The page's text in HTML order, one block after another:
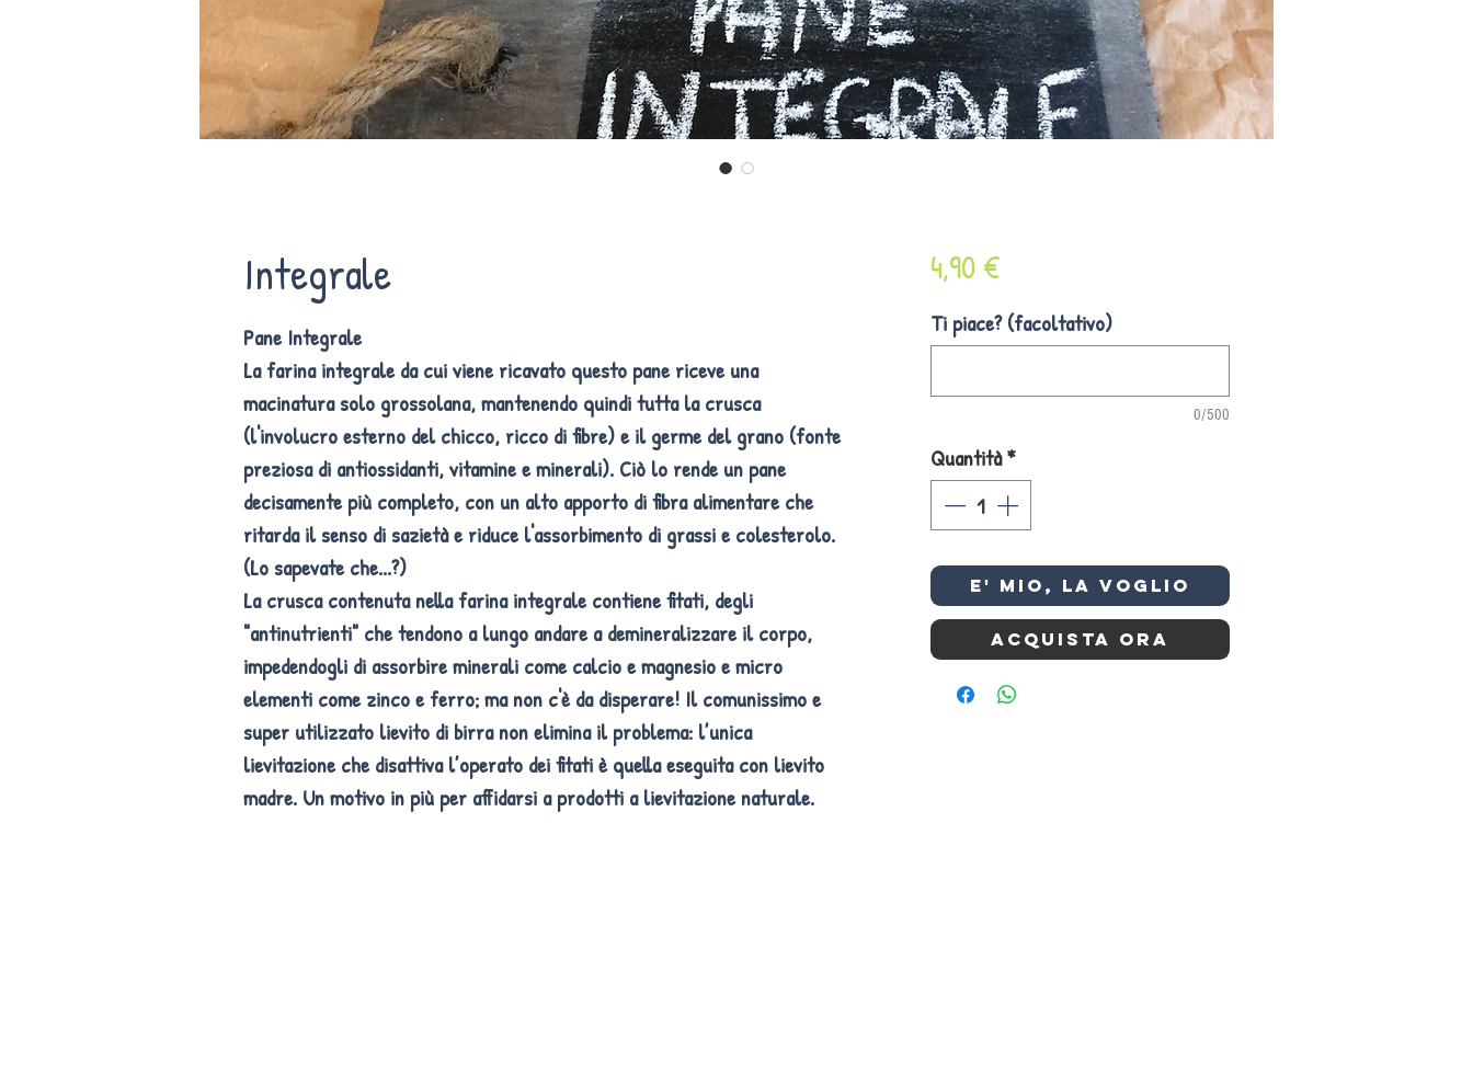
Integrale
Pane Integrale
La farina integrale da cui viene ricavato questo pane riceve una
macinatura solo grossolana, mantenendo quindi tutta la crusca
(l'involucro esterno del chicco, ricco di fibre) e il germe del grano (fonte
preziosa di antiossidanti, vitamine e minerali). Ciò lo rende un pane
decisamente più completo, con un alto apporto di fibra alimentare che
ritarda il senso di sazietà e riduce l'assorbimento di grassi e colesterolo.
(Lo sapevate che...?)
La crusca contenuta nella farina integrale contiene fitati, degli
"antinutrienti" che tendono a lungo andare a demineralizzare il corpo,
impedendogli di assorbire minerali come calcio e magnesio e micro
elementi come zinco e ferro; ma non c'è da disperare! Il comunissimo e
super utilizzato lievito di birra non elimina il problema: l’unica
lievitazione che disattiva l’operato dei fitati è quella eseguita con lievito
madre. Un motivo in più per affidarsi a prodotti a lievitazione naturale.
4,90 €Prezzo
Ti piace? (facoltativo)
0/500
Quantità*
e' mio, la VOGLIO
Acquista ora